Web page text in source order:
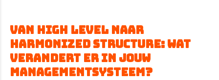
Van High Level naar
Harmonized Structure: wat
verandert er in jouw
managementsysteem?